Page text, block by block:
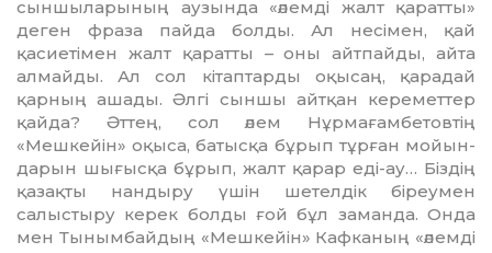
сыншыла­рының аузында «әлемді жалт қаратты»
деген фраза пайда болды. Ал несімен, қай
қасиетімен жалт қаратты – оны айтпайды, айта
алмайды. Ал сол кітаптарды оқысаң, қарадай
қарның ашады. Әлгі сыншы айтқан кереметтер
қайда? Әттең, сол әлем Нұрмағам­бетов­тің
«Мешкейін» оқыса, батысқа бұрып тұрған мойын­
дарын шығысқа бұрып, жалт қарар еді-ау… Біздің
қазақты нандыру үшін шетелдік біреумен
салыстыру керек болды ғой бұл заманда. Онда
мен Тынымбайдың «Мешкейін» Кафканың «әлемді